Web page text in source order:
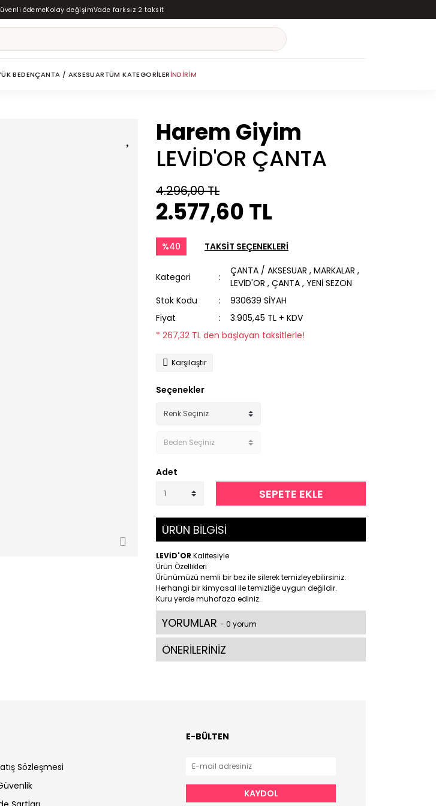
ödemeKolay değişimVade farksız 2 taksit
BEDENÇANTA / AKSESUARTÜM KATEGORILERİNDIRIM
Harem Giyim
LEVİD'OR ÇANTA
4.296,00 TL
2.577,60 TL
%40 TAKSİT SEÇENEKLERİ
Kategori
ÇANTA / AKSESUAR , MARKALAR ,
LEVİD'OR , ÇANTA , YENİ SEZON
Stok Kodu
930639 SİYAH
Fiyat
3.905,45 TL + KDV
* 267,32 TL den başlayan taksitlerle!
Karşılaştır
Seçenekler
Adet
SEPETE EKLE
ÜRÜN BİLGİSİ
LEVİD'OR Kalitesiyle
Ürün Özellikleri
Ürünümüzü nemli bir bez ile silerek temizleyebilirsiniz.
Herhangi bir kimyasal ile temizliğe uygun değildir.
Kuru yerde muhafaza ediniz.
YORUMLAR - 0 yorum
ÖNERİLERİNİZ
Sözleşmesi
E-BÜLTEN
KAYDOL